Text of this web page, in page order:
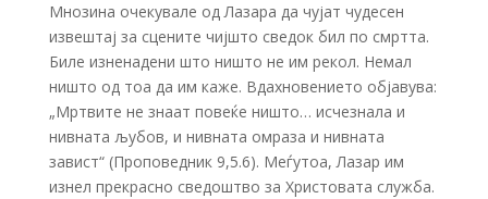
Мнозина очекувале од Лазара да чујат чудесен
извештај за сцените чијшто сведок бил по смртта.
Биле изненадени што ништо не им рекол. Немал
ништо од тоа да им каже. Вдахновението објавува:
„Мртвите не знаат повеќе ништо… исчезнала и
нивната љубов, и нивната омраза и нивната
завист“ (Проповедник 9,5.6). Меѓутоа, Лазар им
изнел прекрасно сведоштво за Христовата служба.